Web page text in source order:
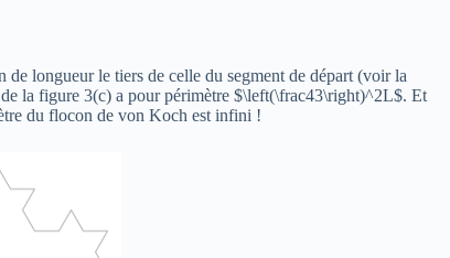
longueur le tiers de celle du segment de départ (voir la
la figure 3(c) a pour périmètre $\left(\frac43\right)^2L$. Et
du flocon de von Koch est infini !